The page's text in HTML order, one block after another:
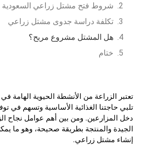
شروط فتح مشتل زراعي السعودية
تكلفة دراسة جدوى مشتل زراعي
هل المشتل مشروع مربح؟
ختام
تعتبر الزراعة من الأنشطة الحيوية الهامة
تلبي حاجتنا الغذائية الأساسية وتسهم
دخل المزارعين. ومن بين أهم عوامل نجاح
الجيدة والمنتجة بطريقة صحيحة، وهو ما
إنشاء مشتل زراعي.